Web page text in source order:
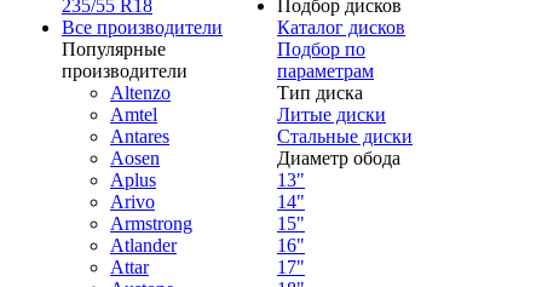
235/55 R18
Все производители
Популярные
производители
Altenzo
Amtel
Antares
Aosen
Aplus
Arivo
Armstrong
Atlander
Attar
Подбор дисков
Каталог дисков
Подбор по
параметрам
Тип диска
Литые диски
Стальные диски
Диаметр обода
13"
14"
15"
16"
17"